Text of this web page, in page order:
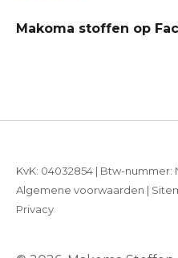
Makoma stoffen op
KvK: 04032854 | Btw-nummer:
Algemene voorwaarden |
Privacy